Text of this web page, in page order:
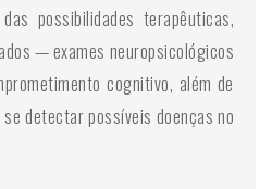
possibilidades terapêuticas,
— exames neuropsicológicos
cognitivo, além de
detectar possíveis doenças no